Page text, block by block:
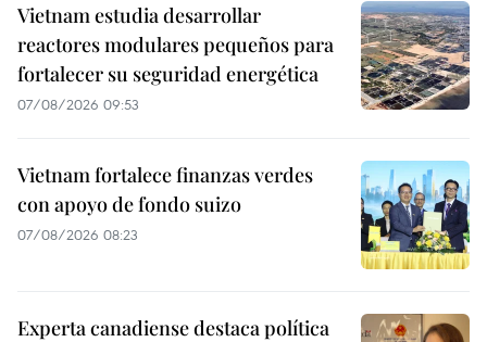
Vietnam estudia desarrollar
reactores modulares pequeños para
fortalecer su seguridad energética
07/08/2026 09:53
Vietnam fortalece finanzas verdes
con apoyo de fondo suizo
07/08/2026 08:23
Experta canadiense destaca política